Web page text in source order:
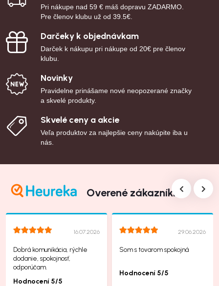
Pri nákupe nad 59 € máš dopravu ZADARMO.
Pre členov klubu už od 39.5€.
Darčeky k objednávkam
Darček k nákupu pri nákupe od 20€ pre členov
klubu.
Novinky
Pravidelne prinášame nové neopozerané značky
a skvelé produkty.
Skvelé ceny a akcie
Veľa produktov za najlepšie ceny nakúpite iba u
nás.
Overené zákazníkmi
16.07.2026
Dobrá komunikácia, rýchle
dodanie, spokojnosť,
odporúčam.
Hodnocení 5/5
29.06.2026
Som s tovarom spokojná
Hodnocení 5/5